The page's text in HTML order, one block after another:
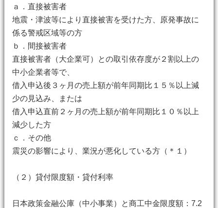
ａ．直接被害者
地震・津波等により直接被害を受けた方、原発事故に
係る警戒区域等の方
ｂ．間接被害者
直接被害者（大企業可）との取引依存度が２割以上の
中小企業者等で、
借入申込後３ヶ月の売上額が前年同期比１５％以上減
少の見込み、または
借入申込直前２ヶ月の売上額が前年同期比１０％以上
減少した方
ｃ．その他
震災の影響により、業況が悪化している方（＊１）
（２）貸付限度額・貸付利率
日本政策金融公庫（中小事業）と商工中金限度額：7.2